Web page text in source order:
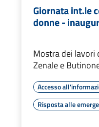
Giornata int.le
donne -
Mostra dei
Zenale e
Accesso
Risposta alle